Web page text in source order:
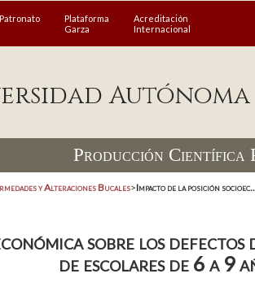
Patronato
Plataforma
Garza
Acreditación
Internacional
Producción Científica
y Alteraciones Bucales>Impacto de la posición
sobre los
de escolares de 6 a 9